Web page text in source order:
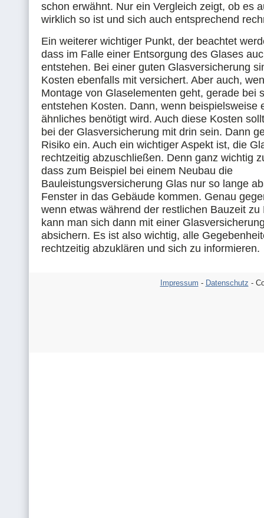
schon erwähnt. Nur ein Vergleich zeigt, ob es
wirklich so ist und sich auch entsprechend
Ein weiterer wichtiger Punkt, der beachtet
dass im Falle einer Entsorgung des Glases
entstehen. Bei einer guten Glasversicherung
Kosten ebenfalls mit versichert. Aber auch,
Montage von Glaselementen geht, gerade bei
entstehen Kosten. Dann, wenn beispielsweise
ähnliches benötigt wird. Auch diese Kosten
bei der Glasversicherung mit drin sein. Dann
Risiko ein. Auch ein wichtiger Aspekt ist, die
rechtzeitig abzuschließen. Denn ganz wichtig
dass zum Beispiel bei einem Neubau die
Bauleistungsversicherung Glas nur so lange
Fenster in das Gebäude kommen. Genau
wenn etwas während der restlichen Bauzeit zu
kann man sich dann mit einer
absichern. Es ist also wichtig, alle
rechtzeitig abzuklären und sich zu informieren.
Impressum - Datenschutz -